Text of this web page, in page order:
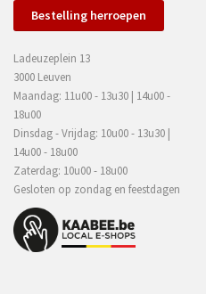
Bestelling herroepen
Ladeuzeplein 13
3000 Leuven
Maandag: 11u00 - 13u30 | 14u00 -
18u00
Dinsdag - Vrijdag: 10u00 - 13u30 |
14u00 - 18u00
Zaterdag: 10u00 - 18u00
Gesloten op zondag en feestdagen